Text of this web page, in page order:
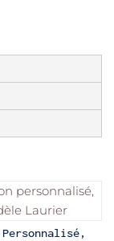
Personnalisé,